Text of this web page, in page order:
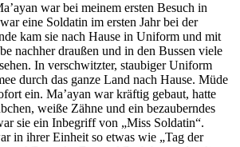
war bei meinem ersten Besuch in
eine Soldatin im ersten Jahr bei der
kam sie nach Hause in Uniform und mit
nachher draußen und in den Bussen viele
In verschwitzter, staubiger Uniform
durch das ganze Land nach Hause. Müde
ein. Ma’ayan war kräftig gebaut, hatte
weiße Zähne und ein bezauberndes
sie ein Inbegriff von
Miss Soldatin .
in ihrer Einheit so etwas wie
Tag der